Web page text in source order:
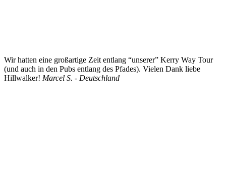
Wir hatten eine großartige Zeit entlang “unserer” Kerry Way Tour
(und auch in den Pubs entlang des Pfades). Vielen Dank liebe
Hillwalker! Marcel S. - Deutschland